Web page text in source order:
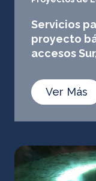
Servicios
proyecto
accesos
Ver Más